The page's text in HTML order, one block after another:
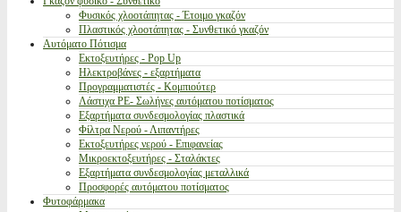
Φυσικός χλοοτάπητας - Έτοιμο γκαζόν
Πλαστικός χλοοτάπητας - Συνθετικό γκαζόν
Αυτόματο Πότισμα
Εκτοξευτήρες - Pop Up
Ηλεκτροβάνες - εξαρτήματα
Προγραμματιστές - Κομπιούτερ
Λάστιχα PE- Σωλήνες αυτόματου ποτίσματος
Εξαρτήματα συνδεσμολογίας πλαστικά
Φίλτρα Νερού - Λιπαντήρες
Εκτοξευτήρες νερού - Επιφανείας
Μικροεκτοξευτήρες - Σταλάκτες
Εξαρτήματα συνδεσμολογίας μεταλλικά
Προσφορές αυτόματου ποτίσματος
Φυτοφάρμακα